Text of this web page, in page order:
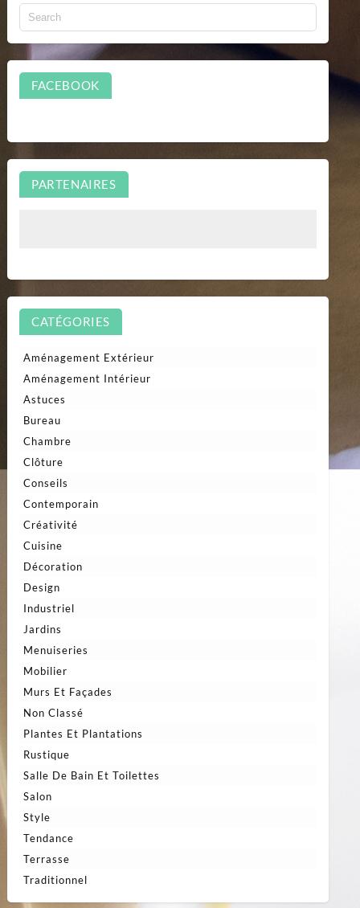
FACEBOOK
PARTENAIRES
CATÉGORIES
Aménagement Extérieur
Aménagement Intérieur
Astuces
Bureau
Chambre
Clôture
Conseils
Contemporain
Créativité
Cuisine
Décoration
Design
Industriel
Jardins
Menuiseries
Mobilier
Murs Et Façades
Non Classé
Plantes Et Plantations
Rustique
Salle De Bain Et Toilettes
Salon
Style
Tendance
Terrasse
Traditionnel